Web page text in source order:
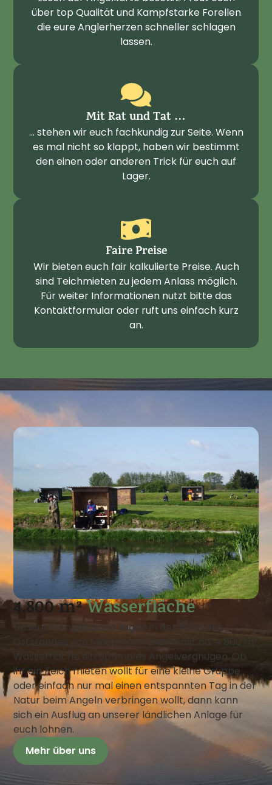
über top Qualität und Kampfstarke Forellen
die eure Anglerherzen schneller schlagen
lassen.
Mit Rat und Tat …
… stehen wir euch fachkundig zur Seite. Wenn
es mal nicht so klappt, haben wir bestimmt
den einen oder anderen Trick für euch auf
Lager.
Faire Preise
Wir bieten euch fair kalkulierte Preise. Auch
sind Teichmieten zu jedem Anlass möglich.
Für weiter Informationen nutzt bitte das
Kontaktformular oder ruft uns einfach kurz
an.
4.800 m²Wasserfläche
Unsere 6 Angelteiche liegen in der Nähe des
Ortsrandes von Midlum und bieten mit ca. 4.800 m²
Wasserfläche ein optimales Angelvergnügen. Ob
ihr ein Teich mieten wollt für eine kleine Gruppe
oder einfach nur mal einen entspannten Tag in der
Natur beim Angeln verbringen wollt, dann kann
sich ein Ausflug an unserer ländlichen Anlage für
euch lohnen.
Mehr über uns